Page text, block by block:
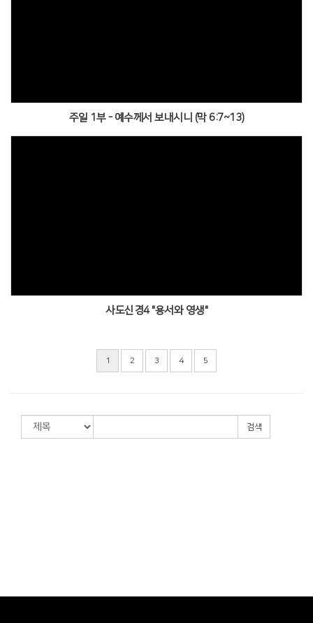
주일 1부 - 예수께서 보내시니 (막 6:7~13)
사도신경4 "용서와 영생"
1 2 3 4 5
검색